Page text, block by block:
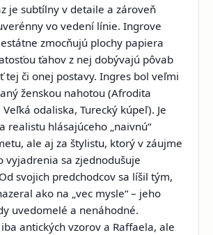
je subtílny v detaile a zároveň
vo vedení línie. Ingrove
zmocňujú plochy papiera
ťahov z nej dobývajú pôvab
tej či onej postavy. Ingres bol veľmi
ženskou nahotou (Afrodita
odaliska, Turecký kúpeľ). Je
realistu hlásajúceho „naivnú“
ale aj za štylistu, ktorý v záujme
vyjadrenia sa zjednodušuje
svojich predchodcov sa líšil tým,
ako na „vec mysle“ – jeho
uvedomelé a nenáhodné.
antických vzorov a Raffaela, ale